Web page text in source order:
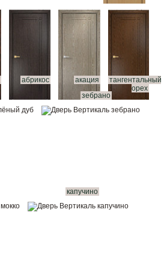
абрикос акация
тангентальный
орех
зебрано
капучино